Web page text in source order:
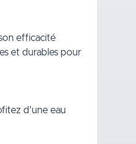
efficacité
et durables pour
d'une eau